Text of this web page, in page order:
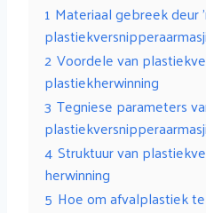
1 Materiaal gebreek deur
2 Voordele van
plastiekherwinning
3 Tegniese parameters
4 Struktuur van
herwinning
5 Hoe om afvalplastiek